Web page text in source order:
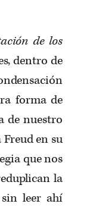
de los
dentro de
forma de
de nuestro
en su
que nos
la
leer ahí